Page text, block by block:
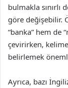
bulmakla sınırlı
göre değişebilir.
“banka” hem de
çevirirken,
belirlemek
Ayrıca, bazı